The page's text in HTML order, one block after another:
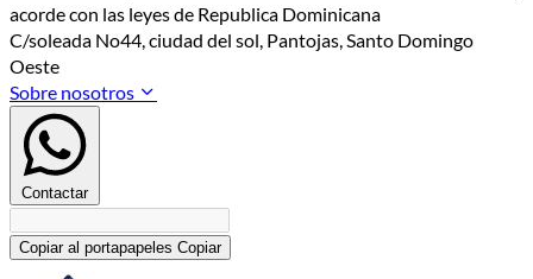
acorde con las leyes de Republica Dominicana
C/soleada No44, ciudad del sol, Pantojas, Santo Domingo
Oeste
Sobre nosotros
Contactar
Copiar al portapapeles Copiar